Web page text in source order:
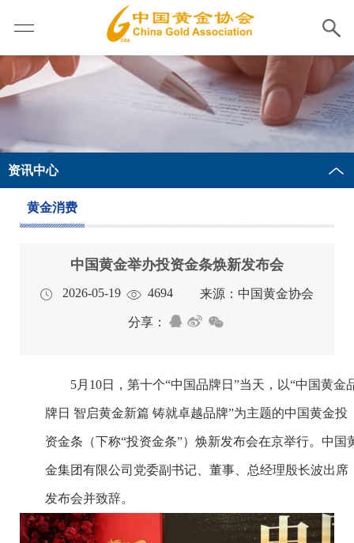
资讯中心
黄金消费
中国黄金举办投资金条焕新发布会
2026-05-19 4694 来源：中国黄金协会
分享：
5月10日，第十个“中国品牌日”当天，以“中国黄金
牌日 智启黄金新篇 铸就卓越品牌”为主题的中国黄金投
资金条（下称“投资金条”）焕新发布会在京举行。中国
金集团有限公司党委副书记、董事、总经理殷长波出席
发布会并致辞。